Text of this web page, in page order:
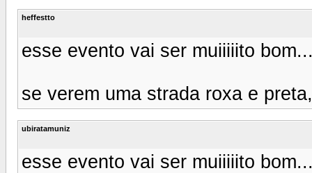
heffestto
esse evento vai ser muiiiiito
se verem uma strada roxa e
ubiratamuniz
esse evento vai ser muiiiiito